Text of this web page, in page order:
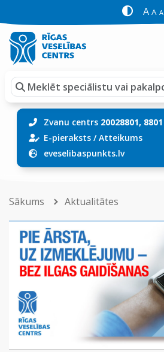
A A A
Zvanu centrs 20028801, 8801
E-pieraksts/Atteikums
eveselibaspunkts.lv
Sākums Aktualitātes